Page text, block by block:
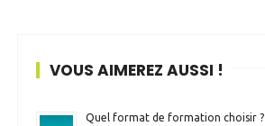
VOUS AIMEREZ AUSSI !
Quel format de formation choisir ?